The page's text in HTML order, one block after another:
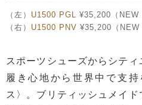
（左） U1500 PGL
¥35,200（NEW
（右） U1500 PNV ¥35,200（NEW
スポーツシューズからシテ
履き心地から世界中で支
ス〉。ブリティッシュメイ